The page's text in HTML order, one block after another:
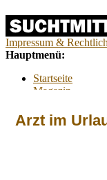
Arzt im
Impressum &
Hauptmenü:
Startseite
Magazin
Forum
Lexikon